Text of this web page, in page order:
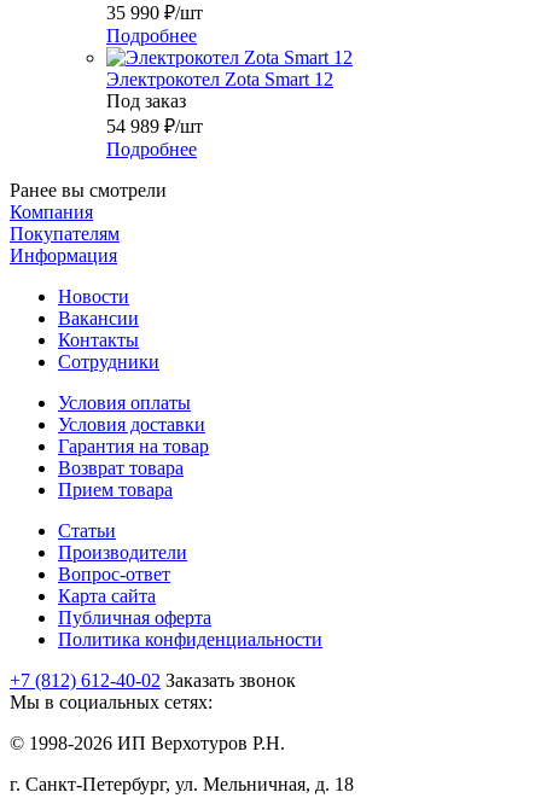
35 990 ₽/шт
Подробнее
Электрокотел Zota Smart 12
Под заказ
54 989 ₽/шт
Подробнее
Ранее вы смотрели
Компания
Покупателям
Информация
Новости
Вакансии
Контакты
Сотрудники
Условия оплаты
Условия доставки
Гарантия на товар
Возврат товара
Прием товара
Статьи
Производители
Вопрос-ответ
Карта сайта
Публичная оферта
Политика конфиденциальности
+7 (812) 612-40-02 Заказать звонок
Мы в социальных сетях:
© 1998-2026 ИП Верхотуров Р.Н.
г. Санкт-Петербург, ул. Мельничная, д. 18